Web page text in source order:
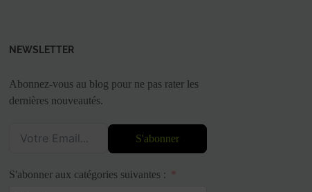
NEWSLETTER
Abonnez-vous au blog pour ne pas rater les
dernières nouveautés.
S'abonner
S'abonner aux catégories suivantes :